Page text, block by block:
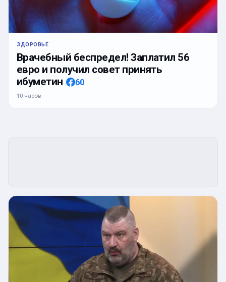
ЗДОРОВЬЕ
Врачебный беспредел! Заплатил 56
евро и получил совет принять
ибуметин
60
10 часов